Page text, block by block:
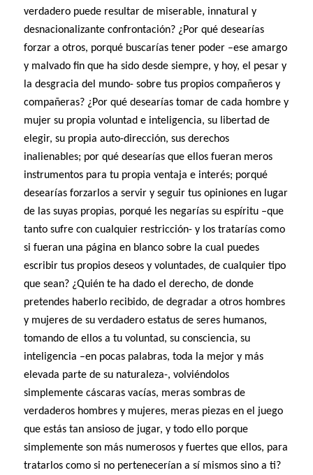
verdadero puede resultar de miserable, innatural y
desnacionalizante confrontación? ¿Por qué desearías
forzar a otros, porqué buscarías tener poder –ese amargo
y malvado fin que ha sido desde siempre, y hoy, el pesar y
la desgracia del mundo- sobre tus propios compañeros y
compañeras? ¿Por qué desearías tomar de cada hombre y
mujer su propia voluntad e inteligencia, su libertad de
elegir, su propia auto-dirección, sus derechos
inalienables; por qué desearías que ellos fueran meros
instrumentos para tu propia ventaja e interés; porqué
desearías forzarlos a servir y seguir tus opiniones en lugar
de las suyas propias, porqué les negarías su espíritu –que
tanto sufre con cualquier restricción- y los tratarías como
si fueran una página en blanco sobre la cual puedes
escribir tus propios deseos y voluntades, de cualquier tipo
que sean? ¿Quién te ha dado el derecho, de donde
pretendes haberlo recibido, de degradar a otros hombres
y mujeres de su verdadero estatus de seres humanos,
tomando de ellos a tu voluntad, su consciencia, su
inteligencia –en pocas palabras, toda la mejor y más
elevada parte de su naturaleza-, volviéndolos
simplemente cáscaras vacías, meras sombras de
verdaderos hombres y mujeres, meras piezas en el juego
que estás tan ansioso de jugar, y todo ello porque
simplemente son más numerosos y fuertes que ellos, para
tratarlos como si no pertenecerían a sí mismos sino a ti?